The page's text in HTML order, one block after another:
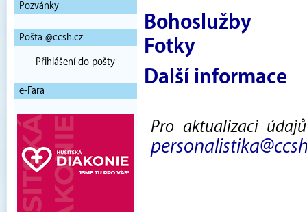
Pozvánky
Pošta @ccsh.cz
Přihlášení do pošty
e-Fara
Bohoslužby
Fotky
Další informace
Pro aktualizaci